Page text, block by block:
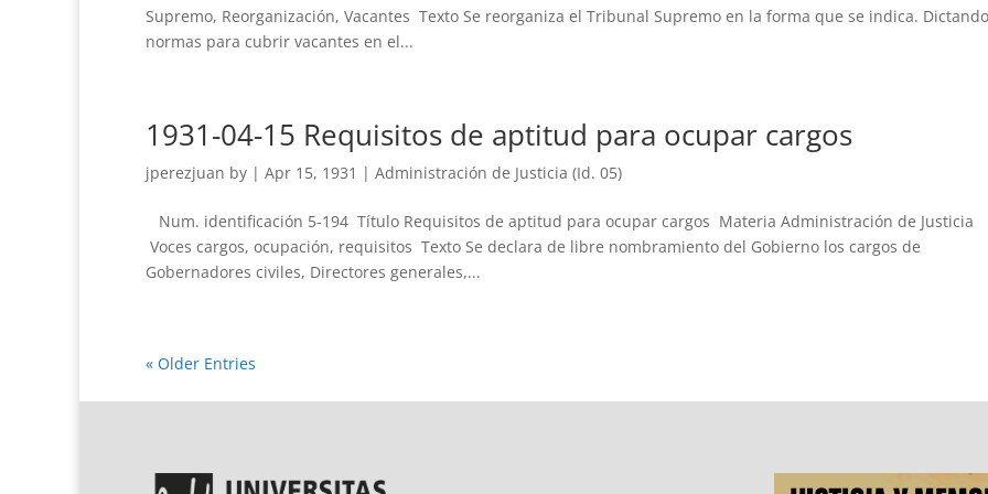
Supremo, Reorganización, Vacantes Texto Se reorganiza el Tribunal Supremo en la forma que se indica. Dictando
normas para cubrir vacantes en el...
1931-04-15 Requisitos de aptitud para ocupar cargos
jperezjuan by | Apr 15, 1931 | Administración de Justicia (Id. 05)
Num. identificación 5-194 Título Requisitos de aptitud para ocupar cargos Materia Administración de Justicia
Voces cargos, ocupación, requisitos Texto Se declara de libre nombramiento del Gobierno los cargos de
Gobernadores civiles, Directores generales,...
« Older Entries